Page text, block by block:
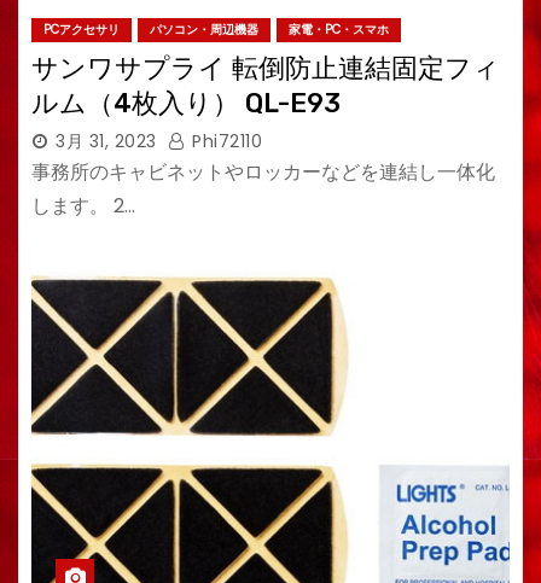
PCアクセサリ パソコン・周辺機器 家電・PC・スマホ
サンワサプライ 転倒防止連結固定フィ
ルム（4枚入り） QL-E93
3月 31, 2023 Phi72110
事務所のキャビネットやロッカーなどを連結し一体化
します。 2…